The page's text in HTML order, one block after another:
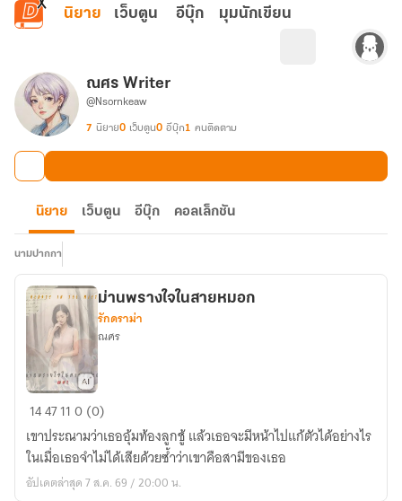
ข้ามไปยังเนื้อหาหลัก
นิยาย เว็บตูน อีบุ๊ก มุมนักเขียน
ณศร Writer
@Nsornkeaw
7 นิยาย0 เว็บตูน0 อีบุ๊ก1 คนติดตาม
นิยาย เว็บตูน อีบุ๊ก คอลเล็กชัน
นามปากกา
ม่าน
พราง
ใจ
ใน
สาย
ม่านพรางใจในสายหมอก
รักดราม่า
ณศร
1447110 (0)
เขาประณามว่าเธออุ้มท้องลูกชู้ แล้วเธอจะมีหน้าไปแก้ตัวได้อย่างไร
ในเมื่อเธอจำไม่ได้เสียด้วยซ้ำว่าเขาคือสามีของเธอ
อัปเดตล่าสุด 7 ส.ค. 69 / 20:00 น.